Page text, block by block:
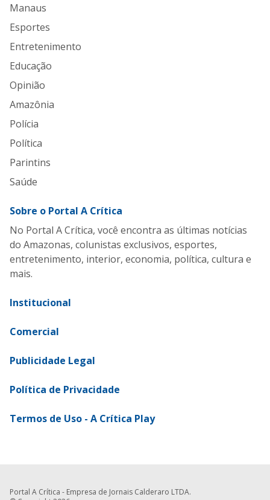
Manaus
Esportes
Entretenimento
Educação
Opinião
Amazônia
Polícia
Política
Parintins
Saúde
Sobre o Portal A Crítica
No Portal A Crítica, você encontra as últimas notícias
do Amazonas, colunistas exclusivos, esportes,
entretenimento, interior, economia, política, cultura e
mais.
Institucional
Comercial
Publicidade Legal
Política de Privacidade
Termos de Uso - A Crítica Play
Portal A Crítica - Empresa de Jornais Calderaro LTDA.